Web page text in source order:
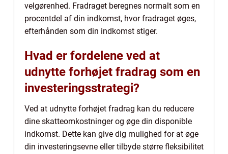
velgørenhed. Fradraget beregnes normalt som en
procentdel af din indkomst, hvor fradraget øges,
efterhånden som din indkomst stiger.
Hvad er fordelene ved at
udnytte forhøjet fradrag som en
investeringsstrategi?
Ved at udnytte forhøjet fradrag kan du reducere
dine skatteomkostninger og øge din disponible
indkomst. Dette kan give dig mulighed for at øge
din investeringsevne eller tilbyde større fleksibilitet